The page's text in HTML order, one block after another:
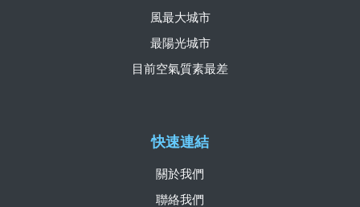
快速連結
關於我們
聯絡我們
風最大城市
最陽光城市
目前空氣質素最差